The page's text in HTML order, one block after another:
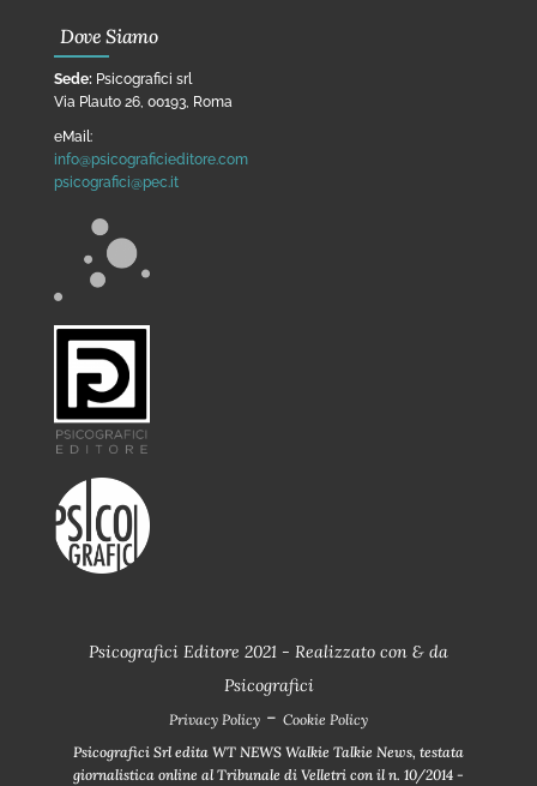
Dove Siamo
Sede: Psicografici srl
Via Plauto 26, 00193, Roma
eMail:
info@psicograficieditore.com
psicografici@pec.it
Psicografici Editore 2021 - Realizzato con & da
Psicografici
Privacy Policy - Cookie Policy
Psicografici Srl edita WT NEWS Walkie Talkie News, testata
giornalistica online al Tribunale di Velletri con il n. 10/2014 -